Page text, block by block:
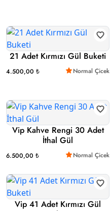
21 Adet Kırmızı Gül Buketi
4.500,00 ₺ Normal Çicek
Vip Kahve Rengi 30 Adet
İthal Gül
6.500,00 ₺ Normal Çicek
Vip 41 Adet Kırmızı Gül